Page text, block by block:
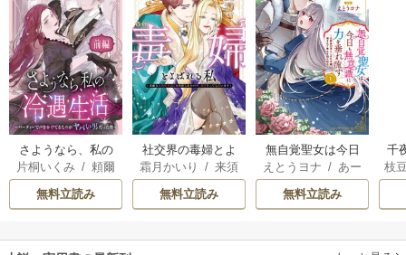
さようなら、私の
冷遇生活 ～パーテ
ィーで声をかけて
きたのがヤバい男
片桐いくみ / 頼爾
無料立読み
社交界の毒婦とよ
ばれる私～素敵な
辺境伯令息に腕を
折られたので、責
す～
霜月かいり /来須
みかん
無料立読み
無自覚聖女は今日
も無意識に力を垂
れ流す ～公爵家
の落ちこぼれ令
を掴み取る～
えとうヨナ / あー
もんど/あんべよ
しろう
無料立読み
千
国
枝